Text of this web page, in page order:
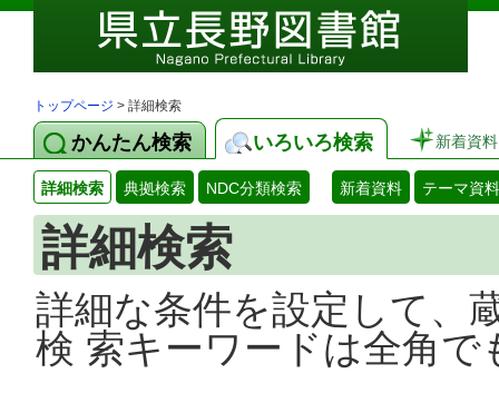
トップページ > 詳細検索
かんたん検索 いろいろ検索 新着資料
詳細検索 典拠検索 NDC分類検索 新着資料 テーマ資料
詳細検索
詳細な条件を設定して、
検 索キーワードは全角